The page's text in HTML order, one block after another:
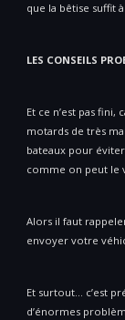
que la bêtise suffit
LES CONSEILS
Et ce n’est pas
motards de très
bateaux pour
comme on peut le
Alors il faut
envoyer votre
Et surtout… c’est
d’énormes